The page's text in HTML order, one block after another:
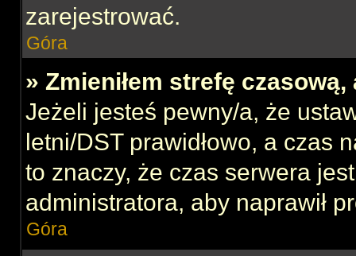
zarejestrować.
Góra
» Zmieniłem strefę
Jeżeli jesteś pewny/a, że
letni/DST prawidłowo, a czas
to znaczy, że czas serwera
administratora, aby naprawił
Góra